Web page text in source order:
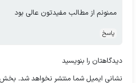
در محیط کار استرس تان را
این‌ها سؤالاتی هستند که در
ممنونم از مطالب مفیدتون عالی بود
پاسخ
دیدگاهتان را بنویسید
نشانی ایمیل شما منتشر نخواهد شد.